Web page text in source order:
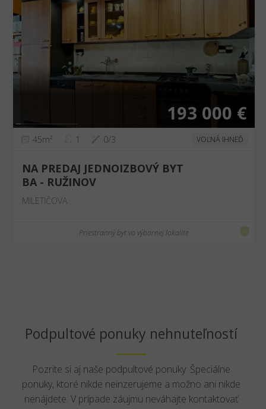
❮ ❯
193 000 €
45m² 1 0/3 VOĽNÁ IHNEĎ
NA PREDAJ JEDNOIZBOVÝ BYT
BA - RUŽINOV
MILETIČOVA
Priestranný byt vo výbornej lokalite
Podpultové ponuky nehnuteľností
Pozrite si aj naše podpultové ponuky. Špeciálne
ponuky, ktoré nikde neinzerujeme a možno ani nikde
nenájdete. V prípade záujmu neváhajte kontaktovať